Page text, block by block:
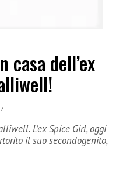
casa dell’ex
L’ex Spice Girl, oggi
il suo secondogenito,